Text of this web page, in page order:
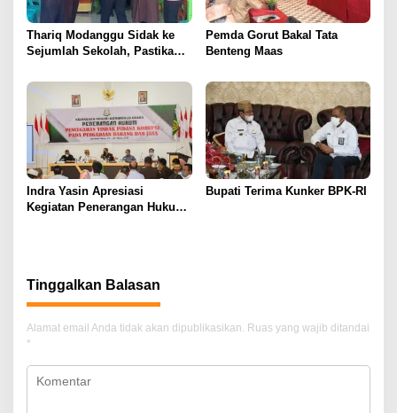
Thariq Modanggu Sidak ke
Sejumlah Sekolah, Pastikan
Lancar
Pemda Gorut Bakal Tata
Benteng Maas
Indra Yasin Apresiasi
Kegiatan Penerangan Hukum
Bupati Terima Kunker BPK-RI
Tinggalkan Balasan
Alamat email Anda tidak akan dipublikasikan. Ruas yang wajib ditandai
*